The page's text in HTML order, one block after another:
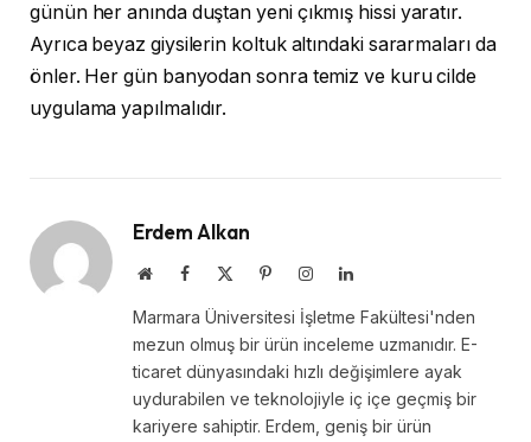
günün her anında duştan yeni çıkmış hissi yaratır.
Ayrıca beyaz giysilerin koltuk altındaki sararmaları da
önler. Her gün banyodan sonra temiz ve kuru cilde
uygulama yapılmalıdır.
Erdem Alkan
WebsiteFacebook PinterestInstagramLinkedIn
Marmara Üniversitesi İşletme Fakültesi'nden
mezun olmuş bir ürün inceleme uzmanıdır. E-
ticaret dünyasındaki hızlı değişimlere ayak
uydurabilen ve teknolojiyle iç içe geçmiş bir
kariyere sahiptir. Erdem, geniş bir ürün